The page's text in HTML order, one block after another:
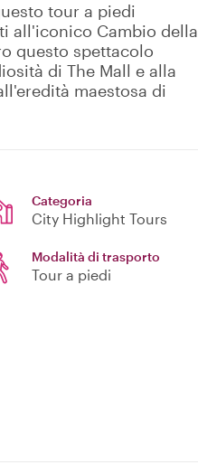
tour a piedi
all'iconico Cambio della
questo spettacolo
di The Mall e alla
maestosa di
Categoria
City Highlight Tours
Modalità di trasporto
Tour a piedi